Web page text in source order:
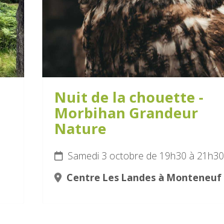
Nuit de la chouette -
Morbihan Grandeur
Nature
Samedi 3 octobre de 19h30 à 21h30
Centre Les Landes à Monteneuf